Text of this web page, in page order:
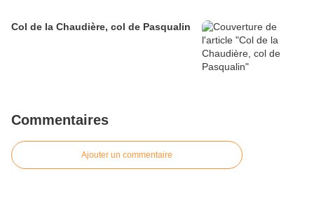
Col de la Chaudière, col de Pasqualin
Commentaires
Ajouter un commentaire